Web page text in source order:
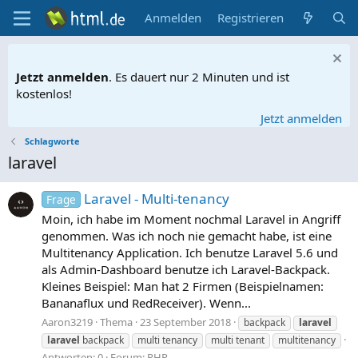
Anmelden Registrieren
Jetzt anmelden. Es dauert nur 2 Minuten und ist
kostenlos!
Jetzt anmelden
Schlagworte
laravel
Frage Laravel - Multi-tenancy
Moin, ich habe im Moment nochmal Laravel in Angriff
genommen. Was ich noch nie gemacht habe, ist eine
Multitenancy Application. Ich benutze Laravel 5.6 und
als Admin-Dashboard benutze ich Laravel-Backpack.
Kleines Beispiel: Man hat 2 Firmen (Beispielnamen:
Bananaflux und RedReceiver). Wenn...
Aaron3219 Thema 23 September 2018 backpack
laravel
laravel backpack multi tenancy multi tenant multitenancy